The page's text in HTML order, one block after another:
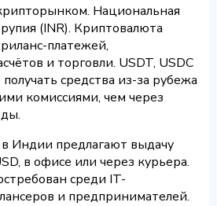
Национальная
(INR). Криптовалюта
платежей,
и торговли. USDT, USDC
средства из-за рубежа
комиссиями, чем через
Индии предлагают выдачу
в офисе или через курьера.
среди IT-
и предпринимателей.